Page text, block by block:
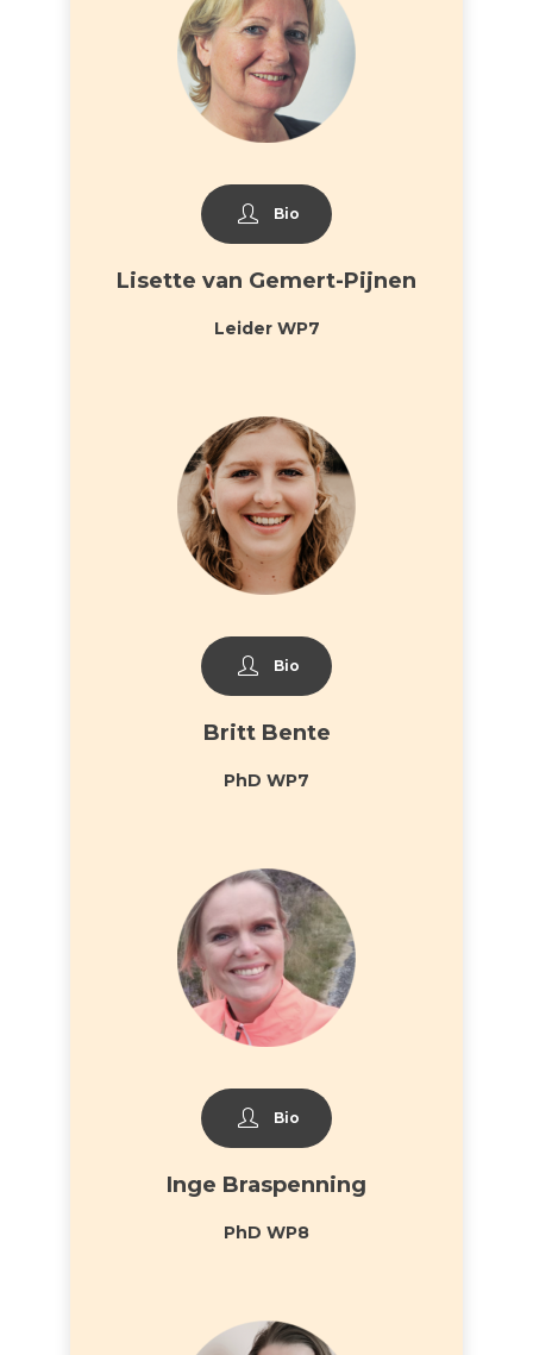
Bio
Lisette van Gemert-Pijnen
Leider WP7
Bio
Britt Bente
PhD WP7
Bio
Inge Braspenning
PhD WP8